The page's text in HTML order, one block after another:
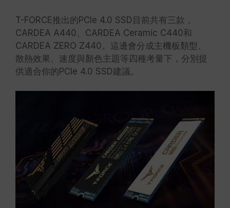
T-FORCE推出的PCIe 4.0 SSD目前共有三款，
CARDEA A440、CARDEA Ceramic C440和
CARDEA ZERO Z440。這邊會分成主機板類型、
散熱效果、速度與顏色主題等四種考量下，分別提
供適合你的PCIe 4.0 SSD建議。